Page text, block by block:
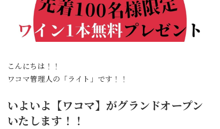
こんにちは！！
ワコマ管理人の「ライト」です！！
いよいよ【ワコマ】がグランドオープン
いたします！！